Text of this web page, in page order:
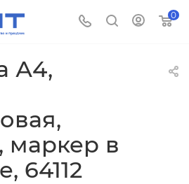
0
А4,
маркер в
64112